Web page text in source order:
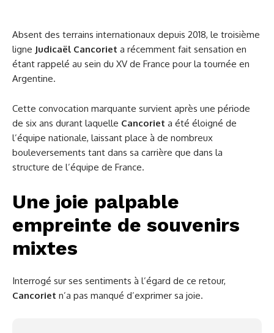
Absent des terrains internationaux depuis 2018, le troisième
ligne Judicaël Cancoriet a récemment fait sensation en
étant rappelé au sein du XV de France pour la tournée en
Argentine.
Cette convocation marquante survient après une période
de six ans durant laquelle Cancoriet a été éloigné de
l’équipe nationale, laissant place à de nombreux
bouleversements tant dans sa carrière que dans la
structure de l’équipe de France.
Une joie palpable
empreinte de souvenirs
mixtes
Interrogé sur ses sentiments à l’égard de ce retour,
Cancoriet n’a pas manqué d’exprimer sa joie.